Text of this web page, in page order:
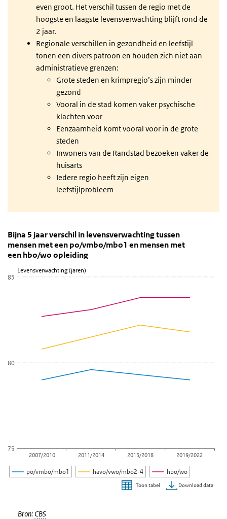
even groot. Het verschil tussen de regio met de
hoogste en laagste levensverwachting blijft rond de
2 jaar.
Regionale verschillen in gezondheid en leefstijl
tonen een divers patroon en houden zich niet aan
administratieve grenzen:
Grote steden en krimpregio’s zijn minder
gezond
Vooral in de stad komen vaker psychische
klachten voor
Eenzaamheid komt vooral voor in de grote
steden
Inwoners van de Randstad bezoeken vaker de
huisarts
Iedere regio heeft zijn eigen
leefstijlprobleem
Bijna 5 jaar verschil in levensverwachting
Sla de grafiek 'Bijna 5 jaar verschil in levensverwachting tussen
Bijna 5 jaar verschil in levensverwachting tussen
Lijn grafiek met 3 lijnen.
Bekijk als data tabel.
De grafiek heeft 1 X-as die categories weergeeft.
Levensverwachting (jaren)
Bijna 5 jaar verschil in levensverwachting tussen
mensen met een po/vmbo/mbo1 en mensen met
een hbo/wo opleiding
po/vmbo/mbo1 havo/vwo/mbo2-4 hbo/wo
75
80
85
2007/2010 2011/2014 2015/2018 2019/2022
Toon tabel Download data
Bron: CBS